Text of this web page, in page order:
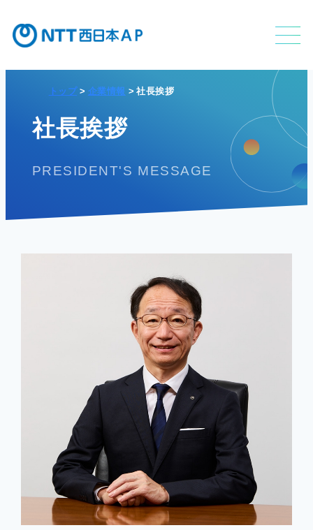
お知らせ
よくあるご質問
会社案内PDF
社長挨拶
PRESIDENT'S MESSAGE
トップ 企業情報 社長挨拶